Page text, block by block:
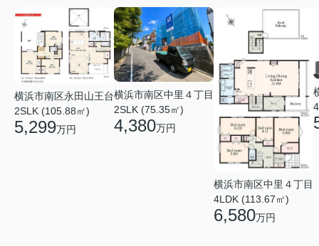
横浜市南区永田山王台
2SLK (105.88㎡)
5,299万円
横浜市南区中里４丁目
2SLK (75.35㎡)
4,380万円
横浜市南区中里４丁目
4LDK (113.67㎡)
6,580万円